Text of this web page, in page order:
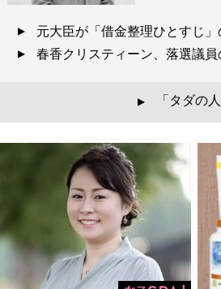
元大臣が「借金整理ひとすじ
春香クリスティーン、落選議
▲ 「タダの